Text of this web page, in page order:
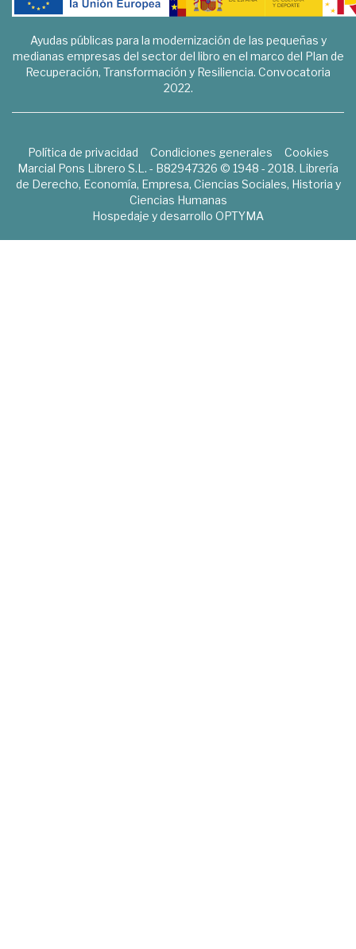
Ayudas públicas para la modernización de las pequeñas y
medianas empresas del sector del libro en el marco del Plan de
Recuperación, Transformación y Resiliencia. Convocatoria
2022.
Política de privacidad Condiciones generales
Cookies
Marcial Pons Librero S.L. - B82947326 © 1948 - 2018. Librería
de Derecho, Economía, Empresa, Ciencias Sociales, Historia y
Ciencias Humanas
Hospedaje y desarrollo OPTYMA